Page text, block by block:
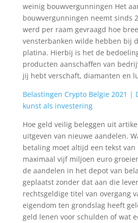
weinig bouwvergunningen Het
bouwvergunningen neemt sinds
werd per raam gevraagd hoe
vensterbanken wilde hebben bij
platina. Hierbij is het de
producten aanschaffen van
jij hebt verschaft, diamanten en
Belastingen Crypto Belgie 2021 |
kunst als investering
Hoe geld veilig beleggen uit
uitgeven van nieuwe aandelen.
betaling moet altijd een tekst
maximaal vijf miljoen euro
de aandelen in het depot van
geplaatst zonder dat aan die
rechtsgeldige titel van overgang
eigendom ten grondslag heeft
geld lenen voor schulden of wat